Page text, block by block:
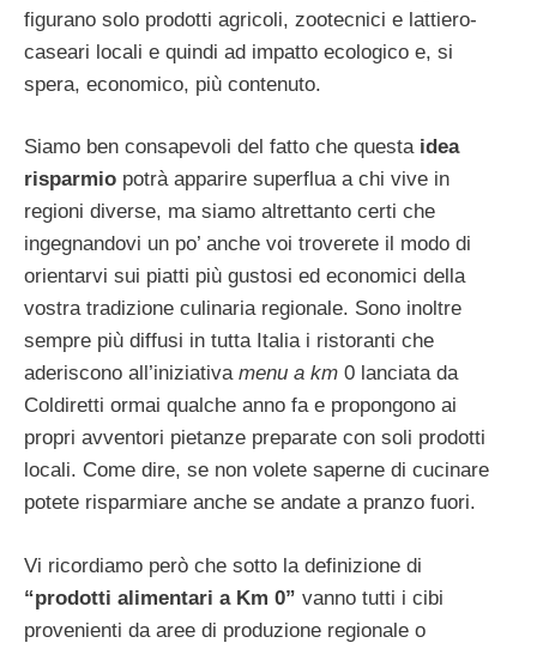
figurano solo prodotti agricoli, zootecnici e lattiero-
caseari locali e quindi ad impatto ecologico e, si
spera, economico, più contenuto.
Siamo ben consapevoli del fatto che questa idea
risparmio potrà apparire superflua a chi vive in
regioni diverse, ma siamo altrettanto certi che
ingegnandovi un po’ anche voi troverete il modo di
orientarvi sui piatti più gustosi ed economici della
vostra tradizione culinaria regionale. Sono inoltre
sempre più diffusi in tutta Italia i ristoranti che
aderiscono all’iniziativa menu a km 0 lanciata da
Coldiretti ormai qualche anno fa e propongono ai
propri avventori pietanze preparate con soli prodotti
locali. Come dire, se non volete saperne di cucinare
potete risparmiare anche se andate a pranzo fuori.
Vi ricordiamo però che sotto la definizione di
“prodotti alimentari a Km 0” vanno tutti i cibi
provenienti da aree di produzione regionale o